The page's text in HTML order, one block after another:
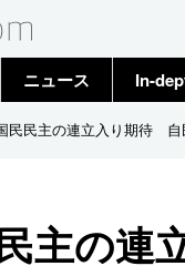
ニュース
トップ
In-
民民主の連立入り期待 自
主の連